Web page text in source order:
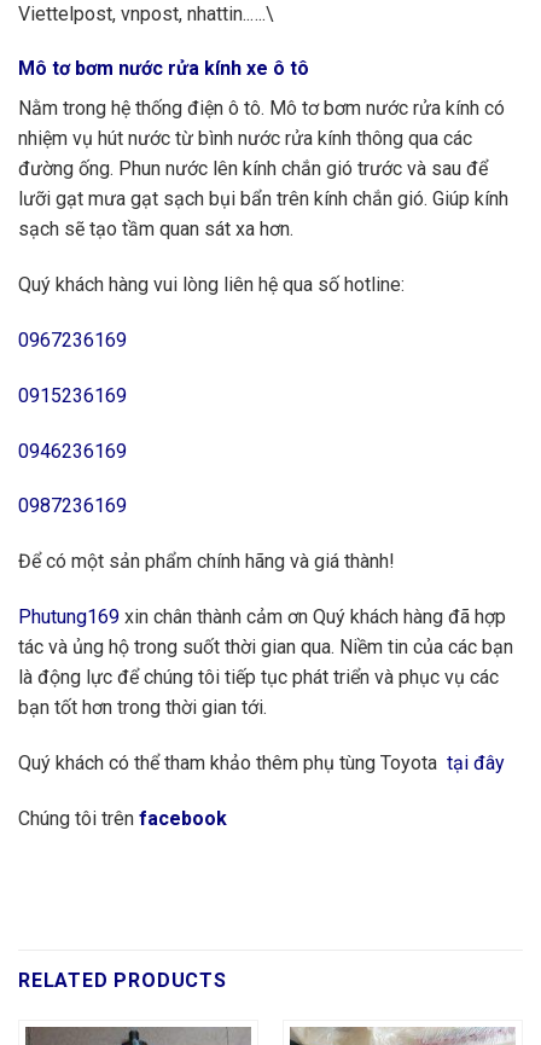
Viettelpost, vnpost, nhattin..….\
Mô tơ bơm nước rửa kính xe ô tô
Nằm trong hệ thống điện ô tô. Mô tơ bơm nước rửa kính có
nhiệm vụ hút nước từ bình nước rửa kính thông qua các
đường ống. Phun nước lên kính chắn gió trước và sau để
lưỡi gạt mưa gạt sạch bụi bẩn trên kính chắn gió. Giúp kính
sạch sẽ tạo tầm quan sát xa hơn.
Quý khách hàng vui lòng liên hệ qua số hotline:
0967236169
0915236169
0946236169
0987236169
Để có một sản phẩm chính hãng và giá thành!
Phutung169 xin chân thành cảm ơn Quý khách hàng đã hợp
tác và ủng hộ trong suốt thời gian qua. Niềm tin của các bạn
là động lực để chúng tôi tiếp tục phát triển và phục vụ các
bạn tốt hơn trong thời gian tới.
Quý khách có thể tham khảo thêm phụ tùng Toyota tại đây
Chúng tôi trên facebook
RELATED PRODUCTS